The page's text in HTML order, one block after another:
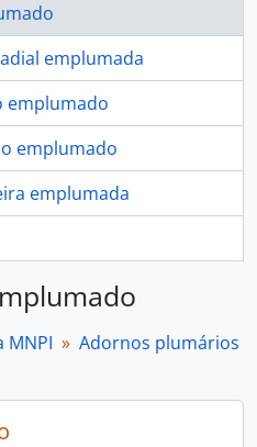
emplumada
emplumado
emplumado
emplumada
MNPI
Adornos plumários